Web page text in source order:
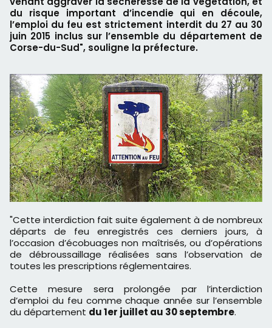
du risque important d’incendie qui en découle,
l’emploi du feu est strictement interdit du 27 au 30
juin 2015 inclus sur l’ensemble du département de
Corse-du-Sud", souligne la préfecture.
"Cette interdiction fait suite également à de nombreux
départs de feu enregistrés ces derniers jours, à
l’occasion d’écobuages non maîtrisés, ou d’opérations
de débroussaillage réalisées sans l’observation de
toutes les prescriptions réglementaires.
Cette mesure sera prolongée par l’interdiction
d’emploi du feu comme chaque année sur l’ensemble
du département du 1er juillet au 30 septembre.